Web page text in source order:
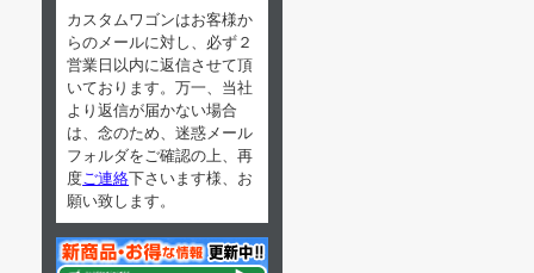
カスタムワゴンはお客様か
らのメールに対し、必ず２
営業日以内に返信させて頂
いております。万一、当社
より返信が届かない場合
は、念のため、迷惑メール
フォルダをご確認の上、再
度 ご連絡下さいます様、お
願い致します。